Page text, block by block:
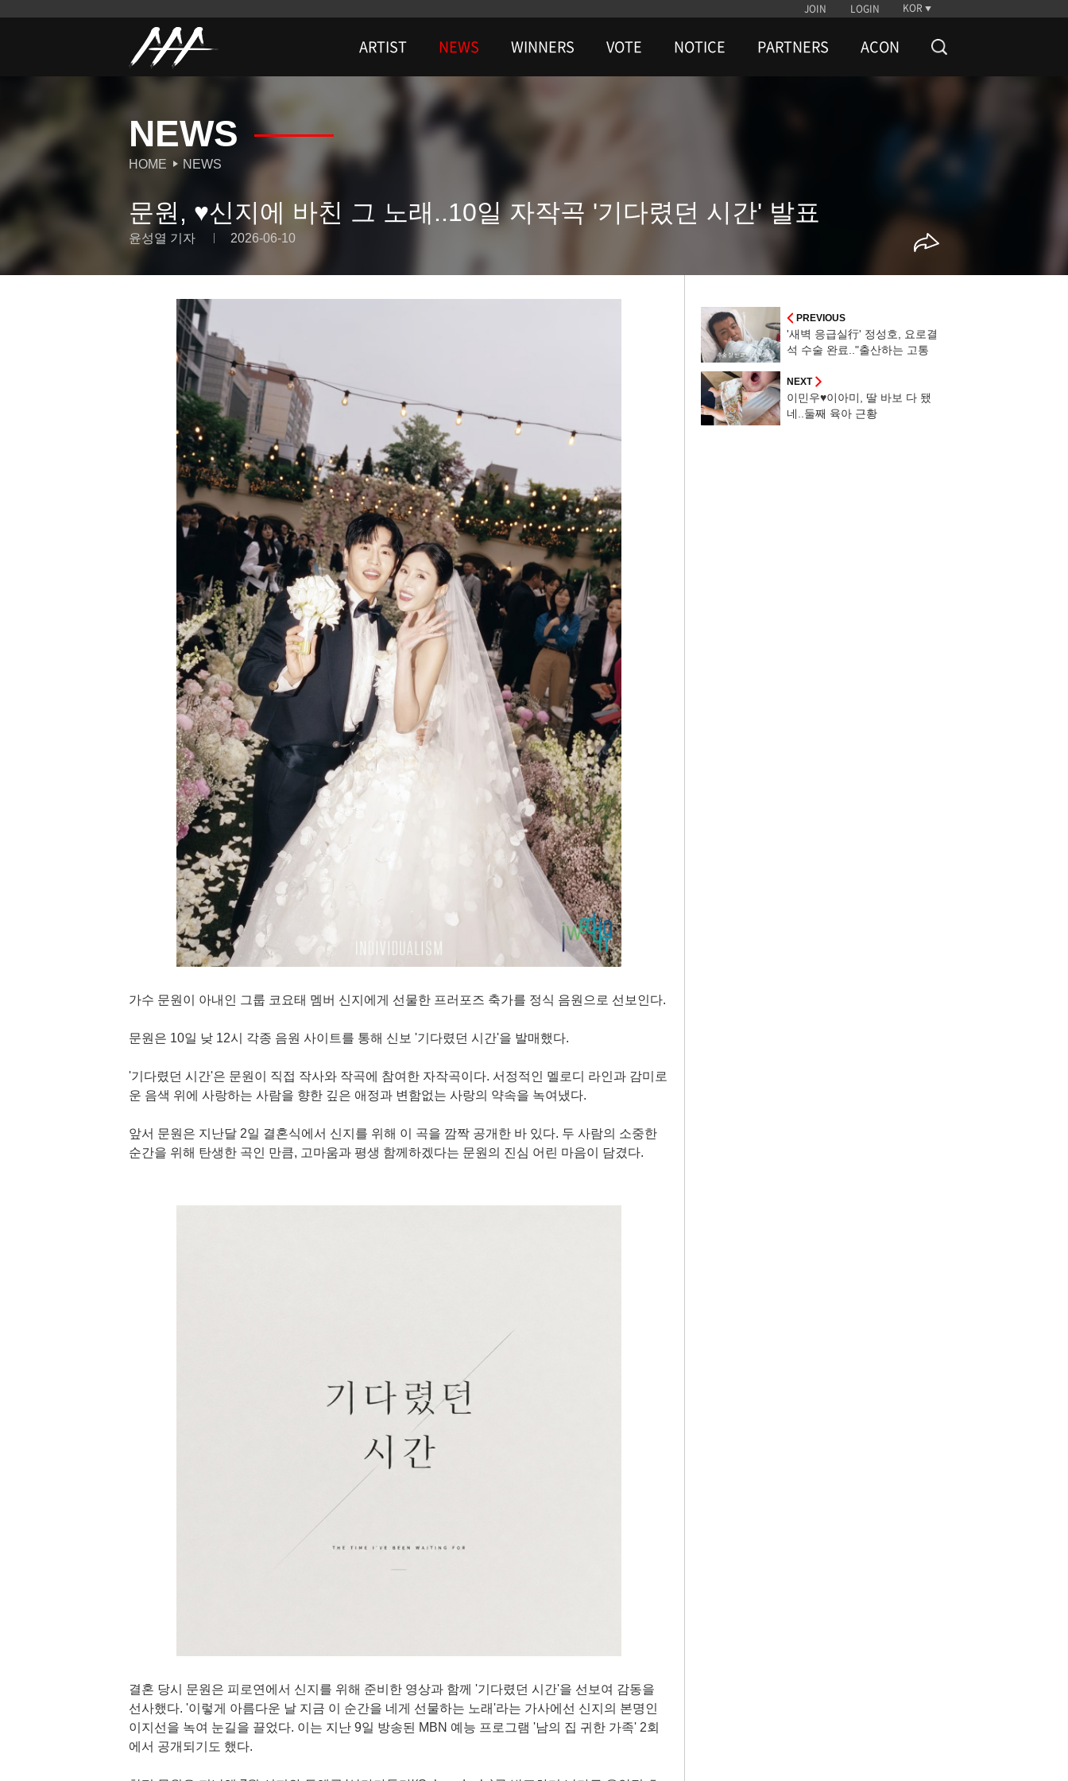
JOIN LOGIN KOR
ARTIST NEWS WINNERS VOTE NOTICE PARTNERS ACON
NEWS
HOME NEWS
문원, ♥신지에 바친 그 노래..10일 자작곡 '기다렸던 시간' 발표
윤성열 기자 2026-06-10
가수 문원이 아내인 그룹 코요태 멤버 신지에게 선물한 프러포즈 축가를 정식 음원으로 선보인다.
문원은 10일 낮 12시 각종 음원 사이트를 통해 신보 '기다렸던 시간'을 발매했다.
'기다렸던 시간'은 문원이 직접 작사와 작곡에 참여한 자작곡이다. 서정적인 멜로디 라인과 감미로
운 음색 위에 사랑하는 사람을 향한 깊은 애정과 변함없는 사랑의 약속을 녹여냈다.
앞서 문원은 지난달 2일 결혼식에서 신지를 위해 이 곡을 깜짝 공개한 바 있다. 두 사람의 소중한
순간을 위해 탄생한 곡인 만큼, 고마움과 평생 함께하겠다는 문원의 진심 어린 마음이 담겼다.
결혼 당시 문원은 피로연에서 신지를 위해 준비한 영상과 함께 '기다렸던 시간'을 선보여 감동을
선사했다. '이렇게 아름다운 날 지금 이 순간을 네게 선물하는 노래'라는 가사에선 신지의 본명인
이지선을 녹여 눈길을 끌었다. 이는 지난 9일 방송된 MBN 예능 프로그램 '남의 집 귀한 가족' 2회
에서 공개되기도 했다.
PREVIOUS
'새벽 응급실行' 정성호, 요로결
석 수술 완료.."출산하는 고통
NEXT
이민우♥이아미, 딸 바보 다 됐
네..둘째 육아 근황